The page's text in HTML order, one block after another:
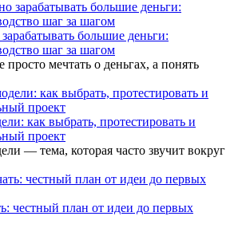
большие деньги:
шаг за шагом
просто мечтать о деньгах, а понять
как выбрать, протестировать и
проект
— тема, которая часто звучит вокруг
честный план от идеи до первых